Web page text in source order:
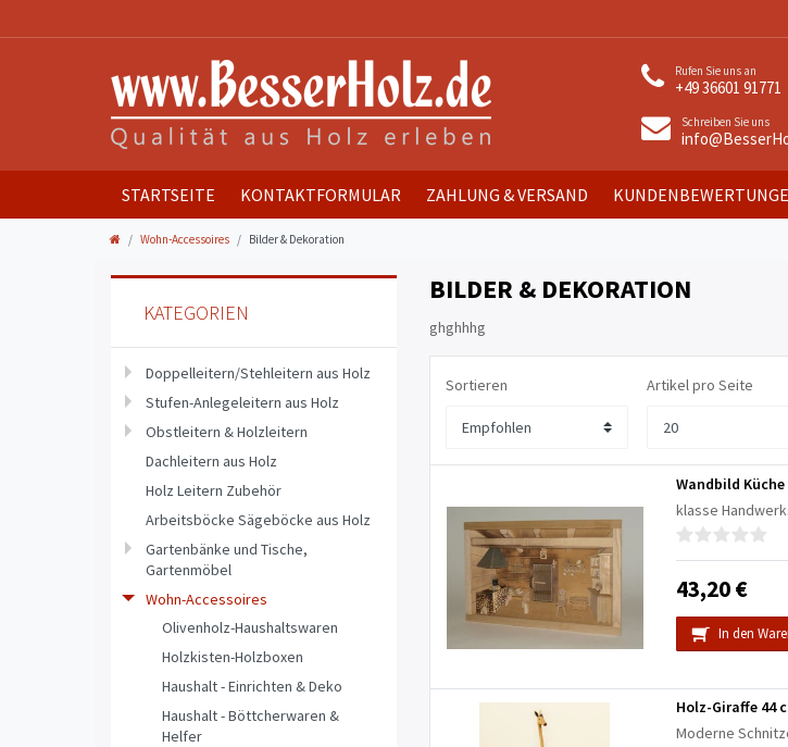
Rufen Sie uns an
+49 36601 91771
Schreiben Sie uns
STARTSEITE KONTAKTFORMULAR ZAHLUNG & VERSAND
Wohn-Accessoires Bilder & Dekoration
KATEGORIEN
Doppelleitern/Stehleitern aus Holz
Stufen-Anlegeleitern aus Holz
Obstleitern & Holzleitern
Dachleitern aus Holz
Holz Leitern Zubehör
Arbeitsböcke Sägeböcke aus Holz
Gartenbänke und Tische,
Gartenmöbel
Wohn-Accessoires
Olivenholz-Haushaltswaren
Holzkisten-Holzboxen
Haushalt - Einrichten & Deko
Haushalt - Böttcherwaren &
Helfer
BILDER & DEKORATION
ghghhhg
Sortieren Artikel pro Seite
Wandbild
klasse
43,20 €
In den
Holz-Giraffe 44
Moderne